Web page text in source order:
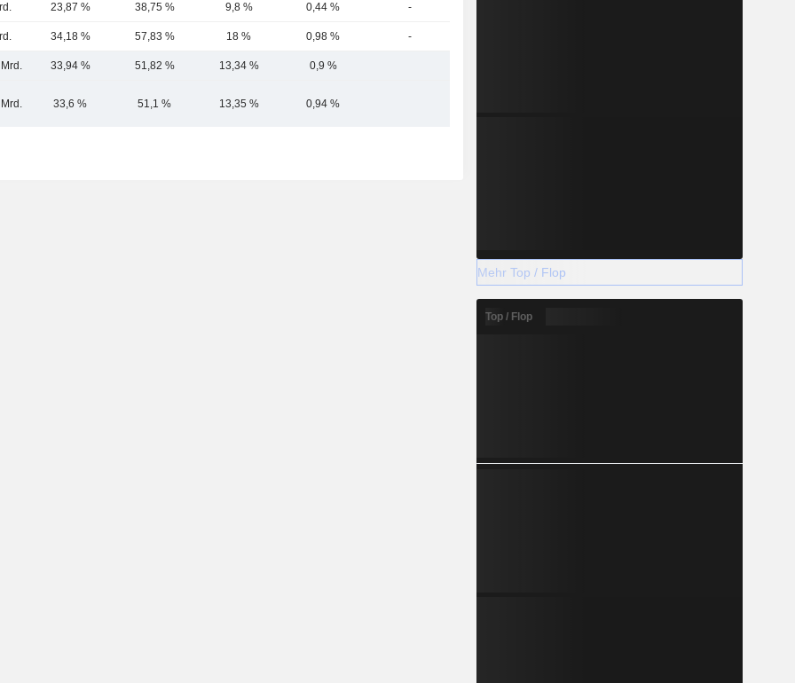
23,87 % 38,75 % 9,8 % 0,44 % -
34,18 % 57,83 % 18 % 0,98 % -
33,94 % 51,82 % 13,34 % 0,9 %
33,6 % 51,1 % 13,35 % 0,94 %
Mehr Top / Flop
Top / Flop